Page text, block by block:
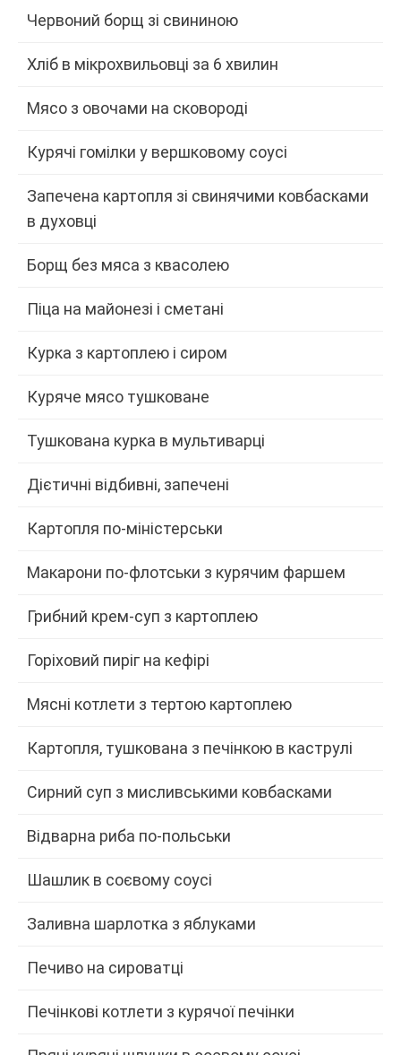
Червоний борщ зі свининою
Хліб в мікрохвильовці за 6 хвилин
Мясо з овочами на сковороді
Курячі гомілки у вершковому соусі
Запечена картопля зі свинячими ковбасками
в духовці
Борщ без мяса з квасолею
Піца на майонезі і сметані
Курка з картоплею і сиром
Куряче мясо тушковане
Тушкована курка в мультиварці
Дієтичні відбивні, запечені
Картопля по-міністерськи
Макарони по-флотськи з курячим фаршем
Грибний крем-суп з картоплею
Горіховий пиріг на кефірі
Мясні котлети з тертою картоплею
Картопля, тушкована з печінкою в каструлі
Сирний суп з мисливськими ковбасками
Відварна риба по-польськи
Шашлик в соєвому соусі
Заливна шарлотка з яблуками
Печиво на сироватці
Печінкові котлети з курячої печінки